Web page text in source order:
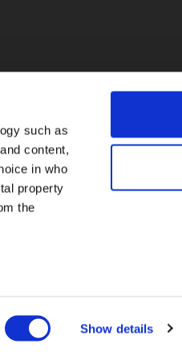
such as
content,
in who
property
the
Show details